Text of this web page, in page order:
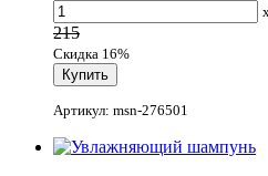
215
Скидка 16%
Артикул: msn-276501